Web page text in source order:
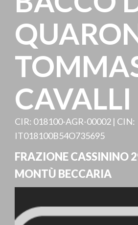
CAVALLI
CIR: 018100-AGR-00002 | CIN:
IT018100B54O735695
FRAZIONE CASSININO
MONTÙ BECCARIA